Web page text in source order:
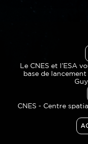
Le CNES et l’ESA
base de
CNES - Centre